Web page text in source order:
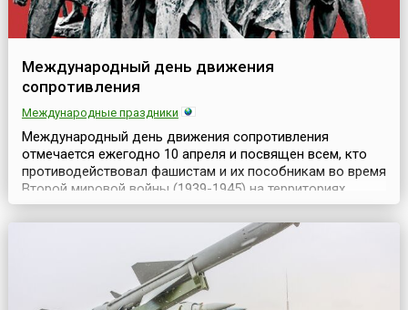
Международный день движения
сопротивления
Международные праздники
Международный день движения сопротивления
отмечается ежегодно 10 апреля и посвящен всем, кто
противодействовал фашистам и их пособникам во время
Второй мировой войны (1939-1945) на территориях,
оккупированных войсками Третьего рейха. Движение
сопротивления было организовано при участии жителей
оккупированных территорий, противостоявших немецким
войскам и фашистскому режиму, и отличалось многоо...